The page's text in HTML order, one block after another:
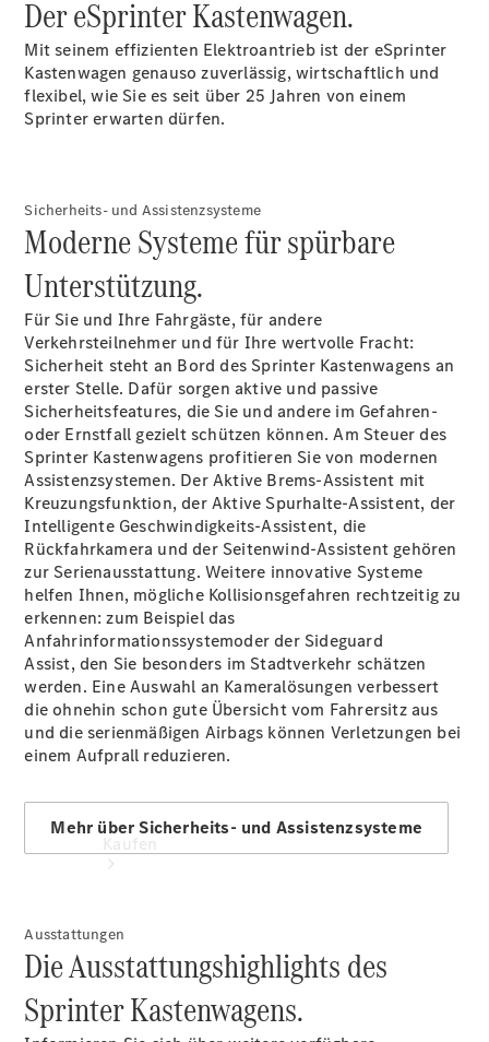
Kastenwagen
eVito
Tourer
Elektrisch
Konfigurator
Probefahrt
Mercedes-
Benz Store
Mercedes-Benz Pkw
Konfigurator
Probefahrt
Mercedes-Benz
Store
Kurzfristig
Der eSprinter Kastenwagen.
Mit seinem effizienten Elektroantrieb ist der eSprinter
Kastenwagen genauso zuverlässig, wirtschaftlich und
flexibel, wie Sie es seit über 25 Jahren von einem
Sprinter erwarten dürfen.
Sicherheits- und Assistenzsysteme
Moderne Systeme für spürbare
Unterstützung.
Für Sie und Ihre Fahrgäste, für andere
Verkehrsteilnehmer und für Ihre wertvolle Fracht:
Sicherheit steht an Bord des Sprinter Kastenwagens an
erster Stelle. Dafür sorgen aktive und passive
Sicherheitsfeatures, die Sie und andere im Gefahren-
oder Ernstfall gezielt schützen können. Am Steuer des
Sprinter Kastenwagens profitieren Sie von modernen
Assistenzsystemen. Der Aktive Brems-Assistent mit
Kreuzungsfunktion, der Aktive Spurhalte-Assistent, der
Intelligente Geschwindigkeits-Assistent, die
Rückfahrkamera und der Seitenwind-Assistent gehören
zur Serienausstattung. Weitere innovative Systeme
helfen Ihnen, mögliche Kollisionsgefahren rechtzeitig zu
erkennen: zum Beispiel das
Anfahrinformationssystemoder der Sideguard
Assist, den Sie besonders im Stadtverkehr schätzen
werden. Eine Auswahl an Kameralösungen verbessert
die ohnehin schon gute Übersicht vom Fahrersitz aus
und die serienmäßigen Airbags können Verletzungen bei
einem Aufprall reduzieren.
Mehr über Sicherheits- und Assistenzsysteme
Ausstattungen
Die Ausstattungshighlights des
Sprinter Kastenwagens.